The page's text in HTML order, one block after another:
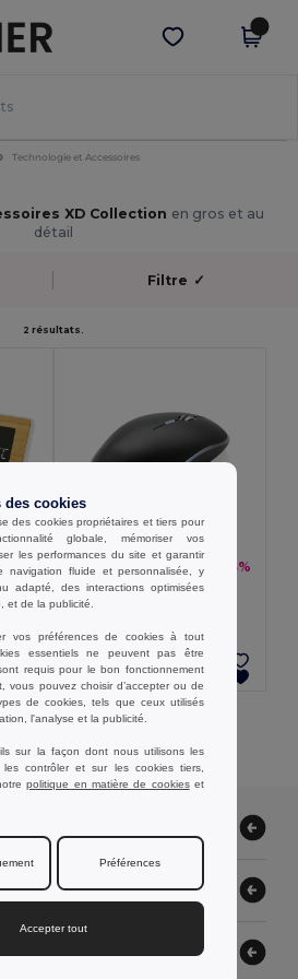
!
Obtenir l'appli
Technologie et Accessoires
XD Collection en gros et au
détail
Filtre ✓
2 résultats.
-23%
Horloge LED en plastique recyclé et bambou Utah RCS
11,60 € 14,99 € -23%
XD Collection P300.32
Souris sans fil avec logo lumineux
Ajouter au Panier
De Tous Les Produits.
aider
des cookies
des cookies propriétaires et tiers pour
globale, mémoriser vos
les performances du site et garantir
navigation fluide et personnalisée, y
adapté, des interactions optimisées
et de la publicité.
vos préférences de cookies à tout
essentiels ne peuvent pas être
requis pour le bon fonctionnement
vous pouvez choisir d’accepter ou de
de cookies, tels que ceux utilisés
l'analyse et la publicité.
sur la façon dont nous utilisons les
les contrôler et sur les cookies tiers,
politique en matière de cookieset
Préférences
Accepter tout